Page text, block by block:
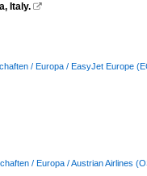
Italy. 
/ Europa / EasyJet Europe
/ Europa / Austrian Airlines